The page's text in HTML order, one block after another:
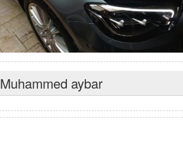
Muhammed aybar